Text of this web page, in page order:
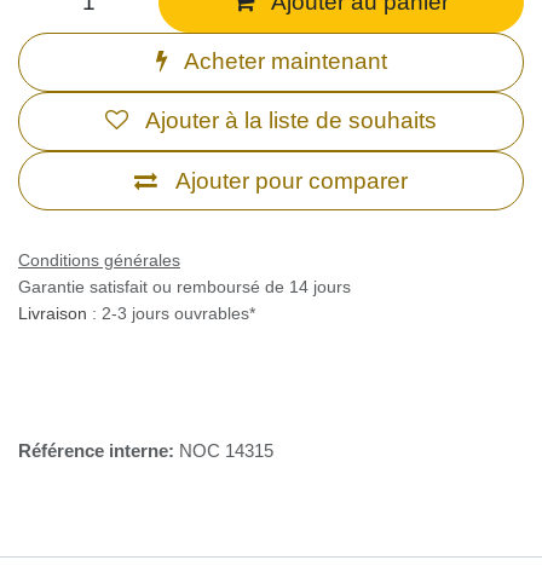
Acheter maintenant
Ajouter pour comparer
Ajouter à la liste de souhaits
Conditions générales
Garantie satisfait ou remboursé de 14 jours
Livraison : 2-3 jours ouvrables*
Référence interne:NOC 14315